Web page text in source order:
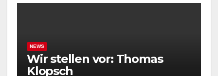
NEWS
Wir stellen vor: Thomas
Klopsch